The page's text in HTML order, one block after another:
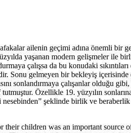
ailenin geçimi adına önemli bir
yaşanan modern gelişmeler ile
çalışsa da bu konudaki
Sonu gelmeyen bir bekleyiş
sonlandırmaya çalışanlar olduğu
Özellikle 19. yüzyılın
şeklinde birlik ve beraberlik
children was an important source